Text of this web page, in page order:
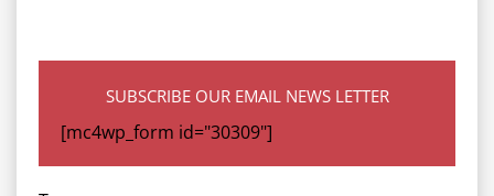
SUBSCRIBE OUR EMAIL NEWS LETTER
[mc4wp_form id="30309"]